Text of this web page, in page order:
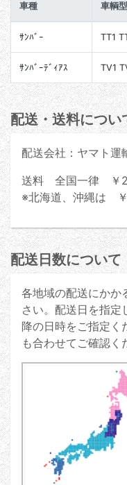
車種 車輌
ｻﾝﾊﾞｰ TT1
ｻﾝﾊﾞｰﾃﾞｨｱｽ TV1
配送・送料につい
配送会社：ヤマト運
送料 全国一律 ￥
※北海道、沖縄は ￥
配送日数について
各地域の配送にかか
さい。配送日を指定
降の日時をご指定く
も合わせてご確認く